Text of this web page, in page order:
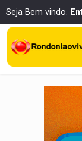
Seja Bem vindo.